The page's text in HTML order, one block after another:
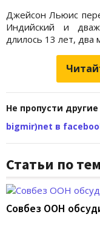
Джейсон Льюис
Индийский и
длилось 13 лет, два
Не пропусти
bigmir)net в
Статьи по
Совбез ООН